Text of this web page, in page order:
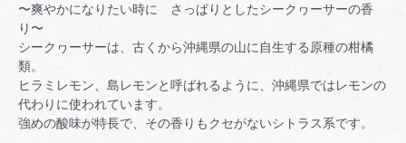
〜爽やかになりたい時に さっぱりとしたシークヮーサーの香
り〜
シークヮーサーは、古くから沖縄県の山に自生する原種の柑橘
類。
ヒラミレモン、島レモンと呼ばれるように、沖縄県ではレモンの
代わりに使われています。
強めの酸味が特長で、その香りもクセがないシトラス系です。